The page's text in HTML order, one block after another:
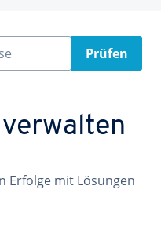
Prüfen
Erfolge mit Lösungen